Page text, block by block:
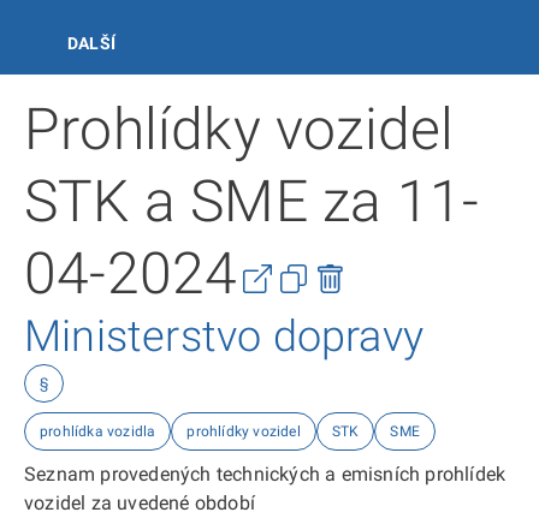
DALŠÍ
Prohlídky vozidel
STK a SME za 11-
04-2024
Ministerstvo dopravy
§
prohlídka vozidla prohlídky vozidel STK SME
Seznam provedených technických a emisních prohlídek
vozidel za uvedené období